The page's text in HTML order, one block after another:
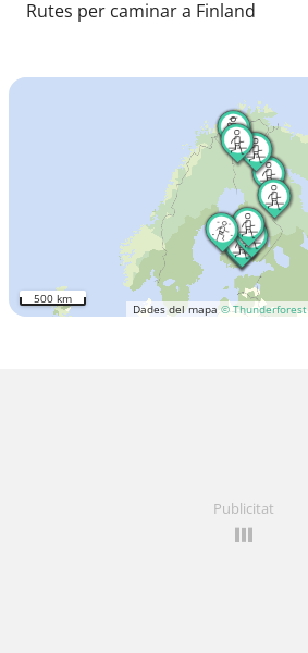
Rutes per caminar a Finland
Dades del mapa© Thunderforest
500 km
Publicitat